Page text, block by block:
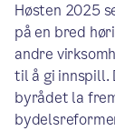
Høsten 2025
på en bred
andre
til å gi innspill.
byrådet la